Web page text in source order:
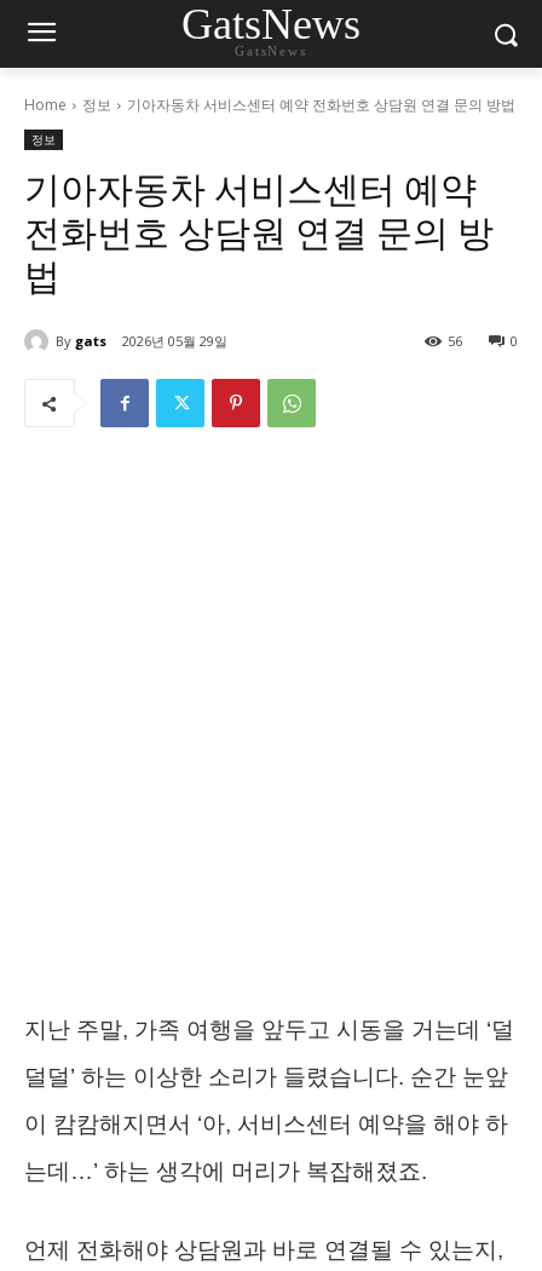
GatsNews
GatsNews
Home 정보 기아자동차 서비스센터 예약 전화번호 상담원 연결 문의 방법
정보
기아자동차 서비스센터 예약
전화번호 상담원 연결 문의 방
법
By gats 2026년 05월 29일 0
56
지난 주말, 가족 여행을 앞두고 시동을 거는데 ‘덜
덜덜’ 하는 이상한 소리가 들렸습니다. 순간 눈앞
이 캄캄해지면서 ‘아, 서비스센터 예약을 해야 하
는데…’ 하는 생각에 머리가 복잡해졌죠.
언제 전화해야 상담원과 바로 연결될 수 있는지,